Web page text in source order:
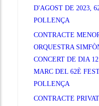
D'AGOST DE 2023,
POLLENÇA
CONTRACTE
ORQUESTRA
CONCERT DE DIA
MARC DEL 62È
POLLENÇA
CONTRACTE